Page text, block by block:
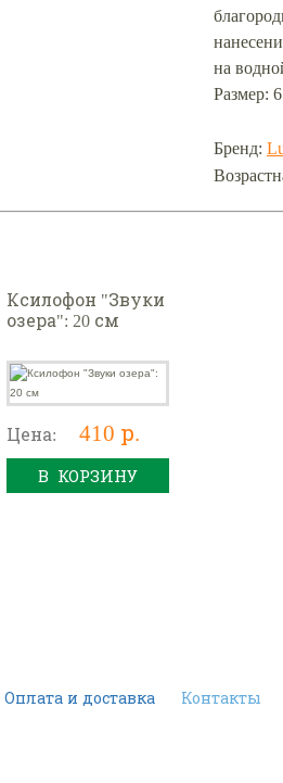
на
Размер:
Бренд:
Ксилофон "Звуки
озера": 20 см
Цена: 410 р.
В КОРЗИНУ
Оплата и доставка Контакты